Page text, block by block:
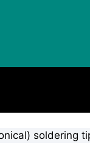
soldering